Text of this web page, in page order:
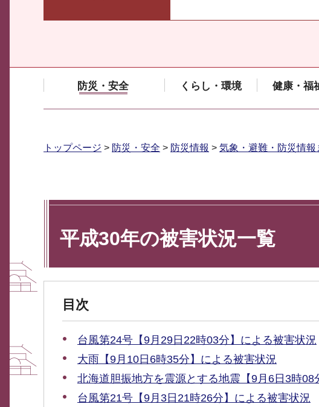
防災・安全 くらし・環境 健康・福
トップページ > 防災・安全 > 防災情報 > 気象・避難・防災情報
平成30年の被害状況一覧
目次
台風第24号【9月29日22時03分】による被害状況
大雨【9月10日6時35分】による被害状況
北海道胆振地方を震源とする地震【9月6日3時08
台風第21号【9月3日21時26分】による被害状況